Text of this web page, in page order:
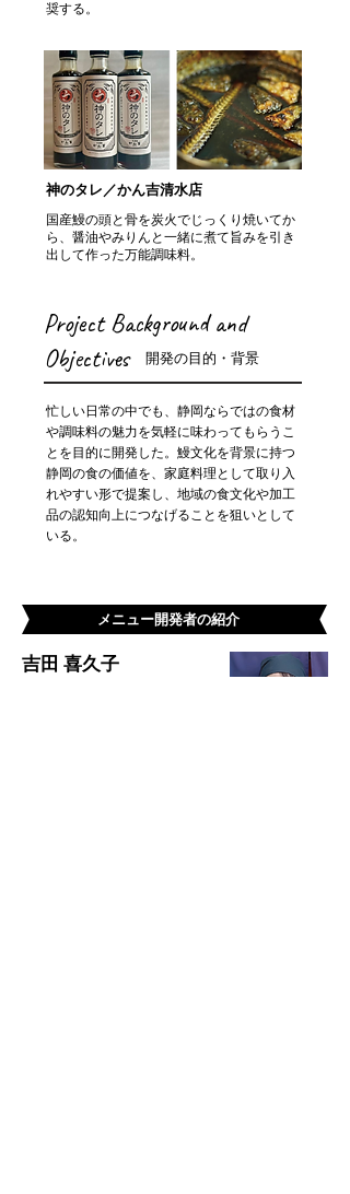
奨する。
神のタレ／かん吉清水店
国産鰻の頭と骨を炭火でじっくり焼いてか
ら、醤油やみりんと一緒に煮て旨みを引き
出して作った万能調味料。
Project Background and
Objectives
開発の目的・背景
忙しい日常の中でも、静岡ならではの食材
や調味料の魅力を気軽に味わってもらうこ
とを目的に開発した。鰻文化を背景に持つ
静岡の食の価値を、家庭料理として取り入
れやすい形で提案し、地域の食文化や加工
品の認知向上につなげることを狙いとして
いる。
メニュー開発者の紹介
吉田 喜久子